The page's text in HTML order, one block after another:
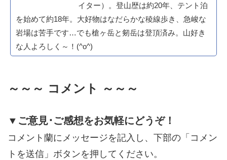
イター）。登山歴は約20年、テント泊
を始めて約18年。大好物はなだらかな稜線歩き、急峻な
岩場は苦手です…でも槍ヶ岳と剱岳は登頂済み。山好き
な人よろしく～！(^o^)
～～～ コメント ～～～
▼ご意見･ご感想をお気軽にどうぞ！
コメント蘭にメッセージを記入し、下部の「コメン
トを送信」ボタンを押してください。